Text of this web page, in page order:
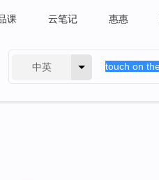
课 云笔记 惠惠
中英